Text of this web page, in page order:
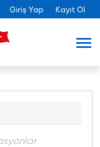
Giriş Yap Kayıt Ol